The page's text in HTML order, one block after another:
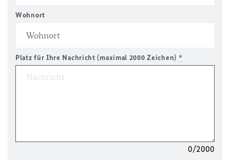
Wohnort
Platz für Ihre Nachricht (maximal 2000 Zeichen) *
0/2000